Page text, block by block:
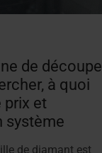
de découpe
à quoi
prix et
système
de diamant est